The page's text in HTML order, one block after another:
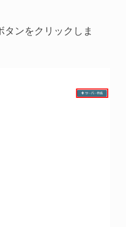
タンをクリックしま